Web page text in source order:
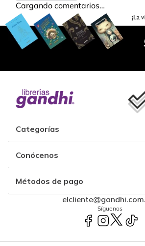
Cargando comentarios…
Categorías
Conócenos
Métodos de pago
Síguenos